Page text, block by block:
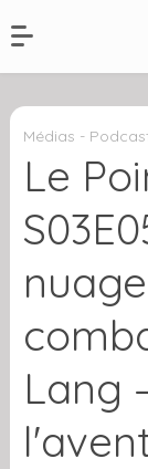
Médias -
Le
Lang